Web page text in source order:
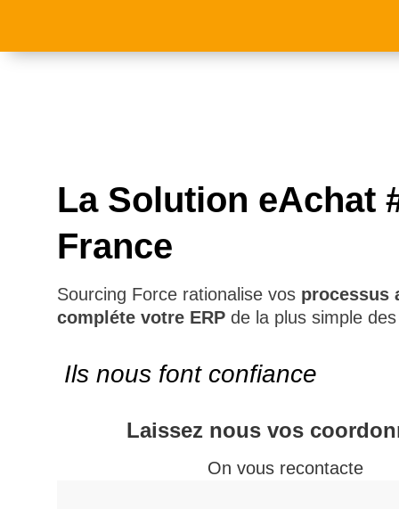
La Solution eAchat
France
Sourcing Force rationalise vos processus
compléte votre ERP de la plus simple
Ils nous font confiance
Laissez nous vos
On vous recontacte